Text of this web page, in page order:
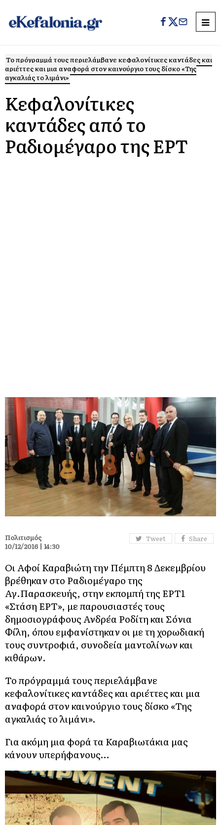
Το πρόγραμμά τους περιελάμβανε κεφαλονίτικες καντάδες και
αριέττες και μια αναφορά στον καινούργιο τους δίσκο «Της
αγκαλιάς το λιμάνι»
Κεφαλονίτικες
καντάδες από το
Ραδιομέγαρο της ΕΡΤ
Tweet Share
Πολιτισμός
10/12/2016 | 14:30
Οι Αφοί Καραβιώτη την Πέμπτη 8 Δεκεμβρίου
βρέθηκαν στο Ραδιομέγαρο της
Αγ.Παρασκευής, στην εκπομπή της ΕΡΤ1
«Στάση ΕΡΤ», με παρουσιαστές τους
δημοσιογράφους Ανδρέα Ροδίτη και Σόνια
Φίλη, όπου εμφανίστηκαν οι με τη χορωδιακή
τους συντροφιά, συνοδεία μαντολίνων και
κιθάρων.
Το πρόγραμμά τους περιελάμβανε
κεφαλονίτικες καντάδες και αριέττες και μια
αναφορά στον καινούργιο τους δίσκο «Της
αγκαλιάς το λιμάνι».
Για ακόμη μια φορά τα Καραβιωτάκια μας
κάνουν υπερήφανους…